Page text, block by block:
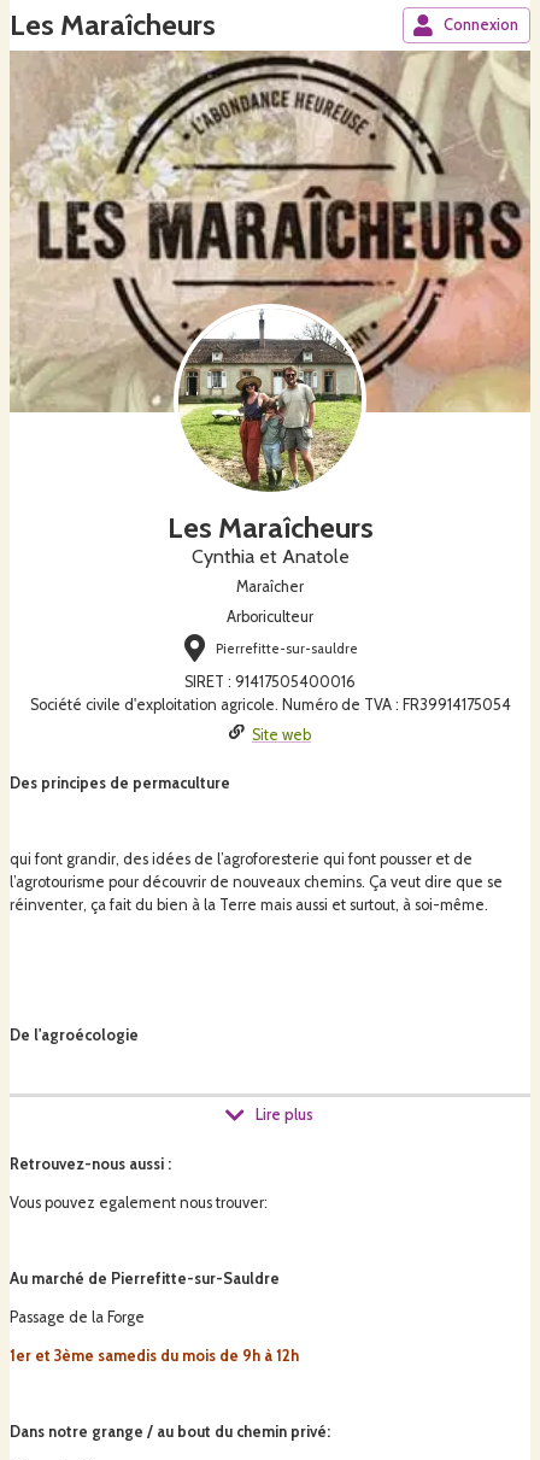
Les Maraîcheurs Connexion
Les Maraîcheurs
Cynthia et Anatole
Maraîcher
Arboriculteur
Pierrefitte-sur-sauldre
SIRET : 91417505400016
Société civile d'exploitation agricole. Numéro de TVA : FR39914175054
Site web
Des principes de permaculture
qui font grandir, des idées de l’agroforesterie qui font pousser et de
l’agrotourisme pour découvrir de nouveaux chemins. Ça veut dire que se
réinventer, ça fait du bien à la Terre mais aussi et surtout, à soi-même.
De l'agroécologie
Un choix engagé mêlant « agroforesterie » et « maraîchage sur sol vivant »
Bon, d'Ici et "O"thentiques
goût et la valeur nutritionnelle.
Lire plus
Retrouvez-nous aussi :
Vous pouvez egalement nous trouver:
Au marché de Pierrefitte-sur-Sauldre
Passage de la Forge
1er et 3ème samedis du mois de 9h à 12h
Dans notre grange / au bout du chemin privé: